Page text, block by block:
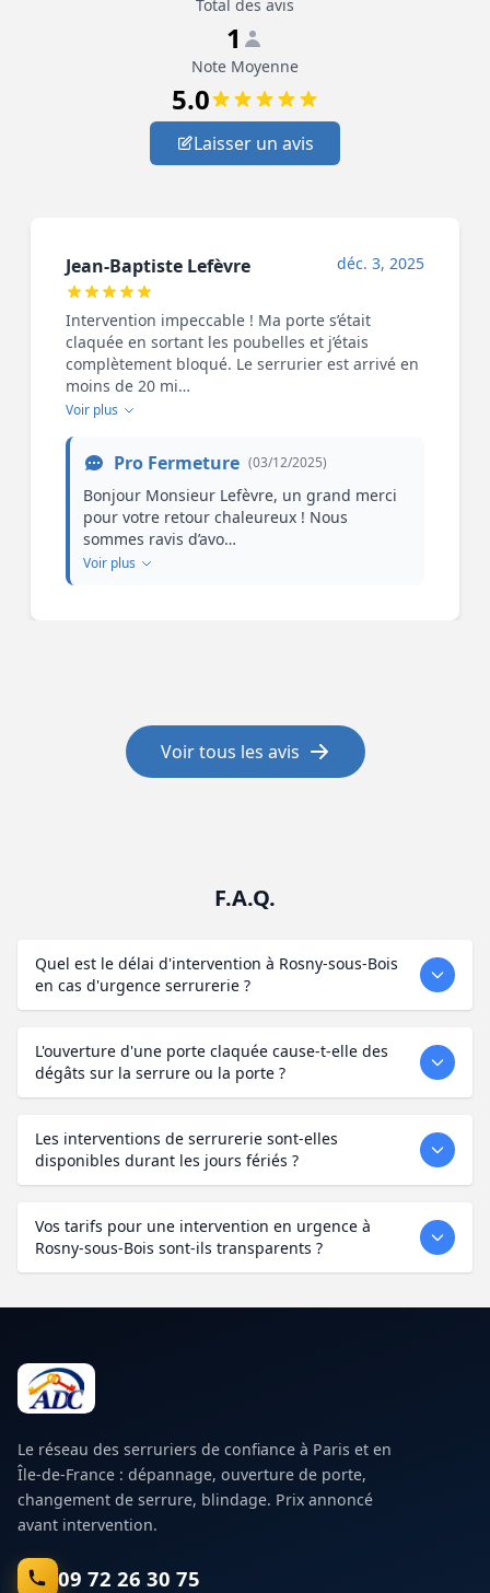
Total des avis
1
Note Moyenne
5.0
Laisser un avis
Jean-Baptiste Lefèvre déc. 3, 2025
Intervention impeccable ! Ma porte s’était
claquée en sortant les poubelles et j’étais
complètement bloqué. Le serrurier est arrivé en
moins de 20 mi…
Voir plus
Pro Fermeture (03/12/2025)
Bonjour Monsieur Lefèvre, un grand merci
pour votre retour chaleureux ! Nous
sommes ravis d’avo…
Voir plus
Voir tous les avis
F.A.Q.
Quel est le délai d'intervention à Rosny-sous-Bois
en cas d'urgence serrurerie ?
L'ouverture d'une porte claquée cause-t-elle des
dégâts sur la serrure ou la porte ?
Les interventions de serrurerie sont-elles
disponibles durant les jours fériés ?
Vos tarifs pour une intervention en urgence à
Rosny-sous-Bois sont-ils transparents ?
Le réseau des serruriers de confiance à Paris et en
Île-de-France : dépannage, ouverture de porte,
changement de serrure, blindage. Prix annoncé
avant intervention.
09 72 26 30 75